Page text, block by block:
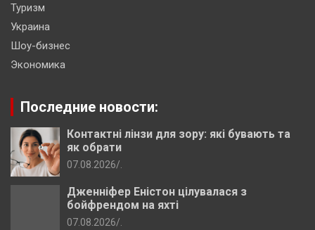
Туризм
Украина
Шоу-бизнес
Экономика
Последние новости:
Контактні лінзи для зору: які бувають та
як обрати
07.08.2026
Дженніфер Еністон цілувалася з
бойфрендом на яхті
07.08.2026